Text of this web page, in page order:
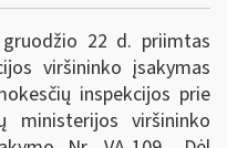
22 d. priimtas
viršininko įsakymas
inspekcijos prie
ministerijos viršininko